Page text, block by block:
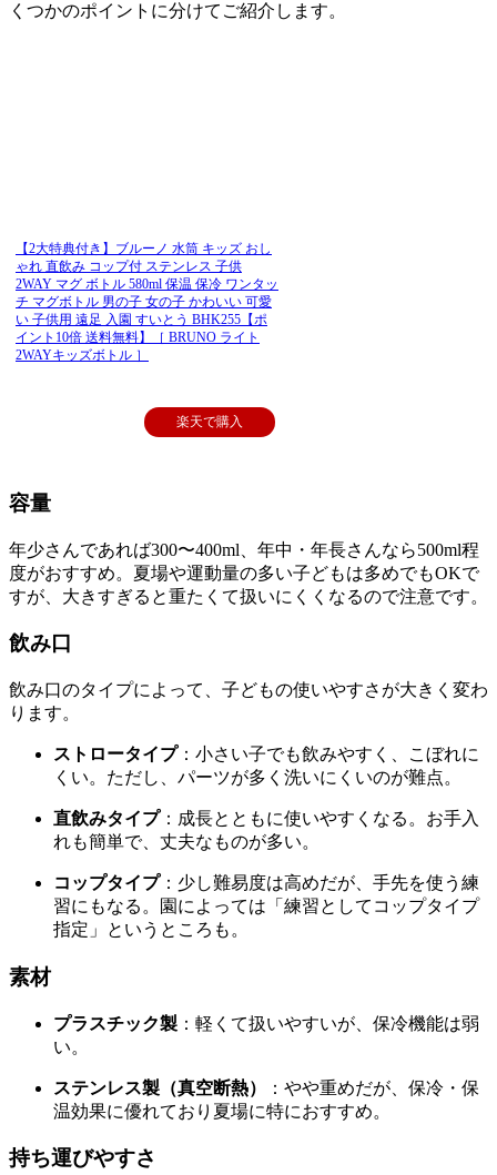
くつかのポイントに分けてご紹介します。
【2大特典付き】ブルーノ 水筒 キッズ おし
ゃれ 直飲み コップ付 ステンレス 子供
2WAY マグ ボトル 580ml 保温 保冷 ワンタッ
チ マグボトル 男の子 女の子 かわいい 可愛
い 子供用 遠足 入園 すいとう BHK255【ポ
イント10倍 送料無料】［ BRUNO ライト
2WAYキッズボトル ］
楽天で購入
容量
年少さんであれば300〜400ml、年中・年長さんなら500ml程
度がおすすめ。夏場や運動量の多い子どもは多めでもOKで
すが、大きすぎると重たくて扱いにくくなるので注意です。
飲み口
飲み口のタイプによって、子どもの使いやすさが大きく変わ
ります。
ストロータイプ：小さい子でも飲みやすく、こぼれに
くい。ただし、パーツが多く洗いにくいのが難点。
直飲みタイプ：成長とともに使いやすくなる。お手入
れも簡単で、丈夫なものが多い。
コップタイプ：少し難易度は高めだが、手先を使う練
習にもなる。園によっては「練習としてコップタイプ
指定」というところも。
素材
プラスチック製 ：軽くて扱いやすいが、保冷機能は弱
い。
ステンレス製（真空断熱）
：やや重めだが、保冷・保
温効果に優れており夏場に特におすすめ。
持ち運びやすさ